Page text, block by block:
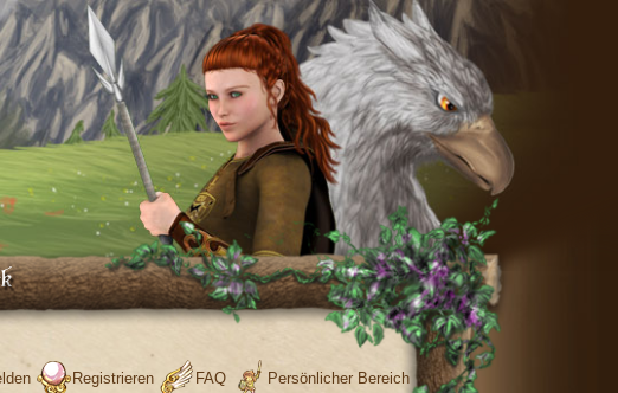
Persönlicher Bereich
FAQ
Registrieren